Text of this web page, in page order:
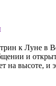
к Луне в
и
на высоте, и